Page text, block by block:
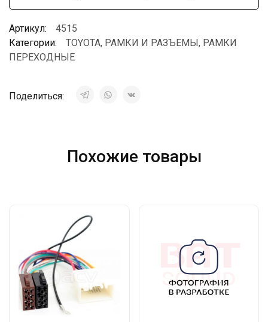
Артикул:
4515
Категории:
TOYOTA, РАМКИ И РАЗЪЕМЫ, РАМКИ
ПЕРЕХОДНЫЕ
Поделиться:
Похожие товары